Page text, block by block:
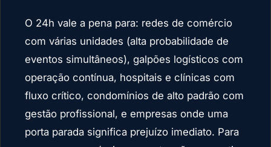
O 24h vale a pena para: redes de comércio
com várias unidades (alta probabilidade de
eventos simultâneos), galpões logísticos com
operação contínua, hospitais e clínicas com
fluxo crítico, condomínios de alto padrão com
gestão profissional, e empresas onde uma
porta parada significa prejuízo imediato. Para